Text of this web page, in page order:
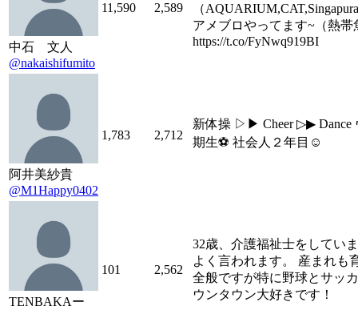
中石 文人
@nakaishifumito
11,590 2,589
（
アメブロやってます~（熱
https://t.co/FyNwq919BI
阿井美紗貴
@M1Happy0402
1,783 2,712
新体操 ▷▶︎ Cheer ▷▶ Dance
期生⚽ 社会人２年目☺︎
TENBAKAー
101 2,562
32歳、介護福祉士をしてい
よく言われます。 産まれも
全般ですが特に野球とサッ
ウンタウン大好きです！